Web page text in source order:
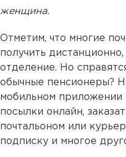
женщина.
Отметим, что многие
получить
отделение. Но
обычные пенсионеры?
мобильном приложении
посылки онлайн,
почтальоном или
подписку и многое